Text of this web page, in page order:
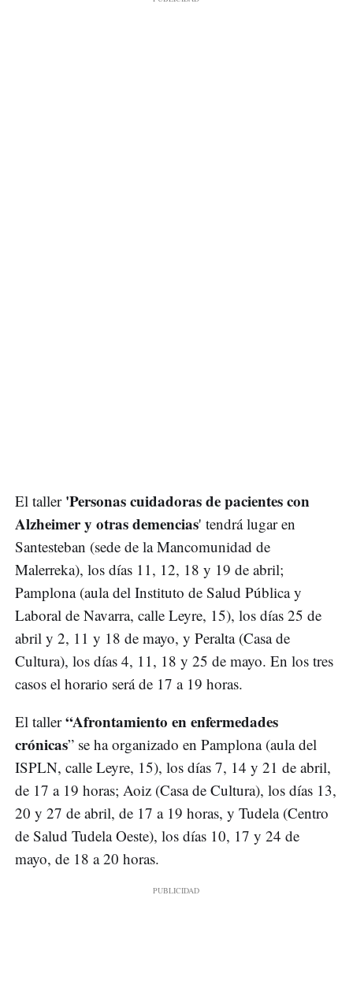
El taller 'Personas cuidadoras de pacientes con
Alzheimer y otras demencias' tendrá lugar en
Santesteban (sede de la Mancomunidad de
Malerreka), los días 11, 12, 18 y 19 de abril;
Pamplona (aula del Instituto de Salud Pública y
Laboral de Navarra, calle Leyre, 15), los días 25 de
abril y 2, 11 y 18 de mayo, y Peralta (Casa de
Cultura), los días 4, 11, 18 y 25 de mayo. En los tres
casos el horario será de 17 a 19 horas.
El taller“Afrontamiento en enfermedades
crónicas” se ha organizado en Pamplona (aula del
ISPLN, calle Leyre, 15), los días 7, 14 y 21 de abril,
de 17 a 19 horas; Aoiz (Casa de Cultura), los días 13,
20 y 27 de abril, de 17 a 19 horas, y Tudela (Centro
de Salud Tudela Oeste), los días 10, 17 y 24 de
mayo, de 18 a 20 horas.